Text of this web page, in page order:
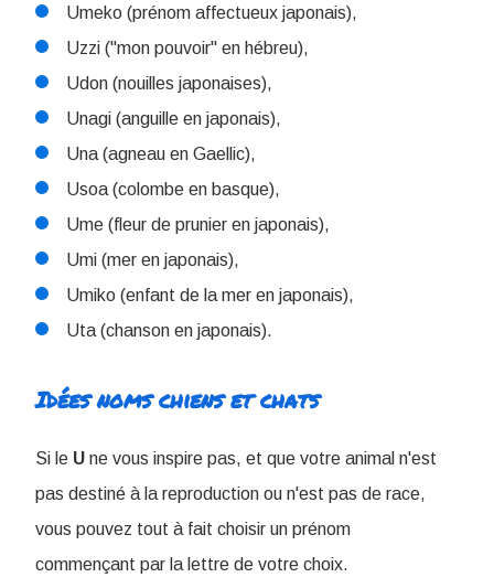
Umeko (prénom affectueux japonais),
Uzzi ("mon pouvoir" en hébreu),
Udon (nouilles japonaises),
Unagi (anguille en japonais),
Una (agneau en Gaellic),
Usoa (colombe en basque),
Ume (fleur de prunier en japonais),
Umi (mer en japonais),
Umiko (enfant de la mer en japonais),
Uta (chanson en japonais).
Idées noms chiens et chats
Si le U ne vous inspire pas, et que votre animal n'est
pas destiné à la reproduction ou n'est pas de race,
vous pouvez tout à fait choisir un prénom
commençant par la lettre de votre choix.